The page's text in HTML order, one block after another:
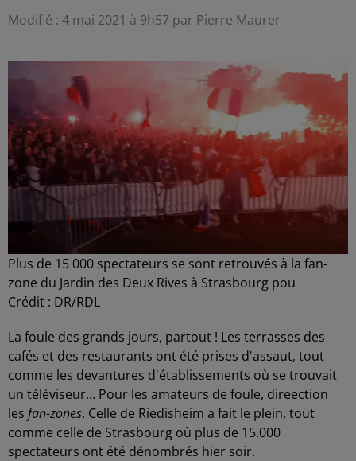
Modifié : 4 mai 2021 à 9h57 par Pierre Maurer
Plus de 15 000 spectateurs se sont retrouvés à la fan-
zone du Jardin des Deux Rives à Strasbourg pou
Crédit : DR/RDL
La foule des grands jours, partout ! Les terrasses des
cafés et des restaurants ont été prises d'assaut, tout
comme les devantures d'établissements où se trouvait
un téléviseur... Pour les amateurs de foule, direection
les fan-zones. Celle de Riedisheim a fait le plein, tout
comme celle de Strasbourg où plus de 15.000
spectateurs ont été dénombrés hier soir.